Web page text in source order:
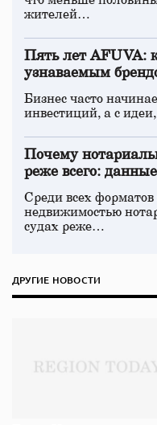
жителей…
Пять лет AFUVA:
узнаваемым
Бизнес часто
инвестиций, а с
Почему
реже всего:
Среди всех форматов
недвижимостью
судах реже…
ДРУГИЕ НОВОСТИ